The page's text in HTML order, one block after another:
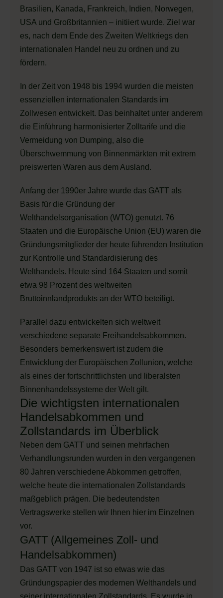
Brasilien, Kanada, Frankreich, Indien, Norwegen,
USA und Großbritannien – initiiert wurde. Ziel war
es, nach dem Ende des Zweiten Weltkriegs den
internationalen Handel neu zu ordnen und zu
fördern.
In der Zeit von 1948 bis 1994 wurden die meisten
essenziellen internationalen Standards im
Zollwesen entwickelt. Das beinhaltet unter anderem
die Einführung harmonisierter Zolltarife und die
Vermeidung von Dumping, also die
Überschwemmung von Binnenmärkten mit extrem
preiswerten Waren aus dem Ausland.
Anfang der 1990er Jahre wurde das GATT als
Basis für die Gründung der
Welthandelsorganisation (WTO) genutzt. 76
Staaten und die Europäische Union (EU) waren die
Gründungsmitglieder der heute führenden Institution
zur Kontrolle und Standardisierung des
Welthandels. Heute sind 164 Staaten und somit
etwa 98 Prozent des weltweiten
Bruttoinnlandprodukts an der WTO beteiligt.
Parallel dazu entwickelten sich weltweit
verschiedene separate Freihandelsabkommen.
Besonders bemerkenswert ist zudem die
Entwicklung der Europäischen Zollunion, welche
als eines der fortschrittlichsten und liberalsten
Binnenhandelssysteme der Welt gilt.
Die wichtigsten internationalen
Handelsabkommen und
Zollstandards im Überblick
Neben dem GATT und seinen mehrfachen
Verhandlungsrunden wurden in den vergangenen
80 Jahren verschiedene Abkommen getroffen,
welche heute die internationalen Zollstandards
maßgeblich prägen. Die bedeutendsten
Vertragswerke stellen wir Ihnen hier im Einzelnen
vor.
GATT (Allgemeines Zoll- und
Handelsabkommen)
Das GATT von 1947 ist so etwas wie das
Gründungspapier des modernen Welthandels und
seiner internationalen Zollstandards. Es wurde in